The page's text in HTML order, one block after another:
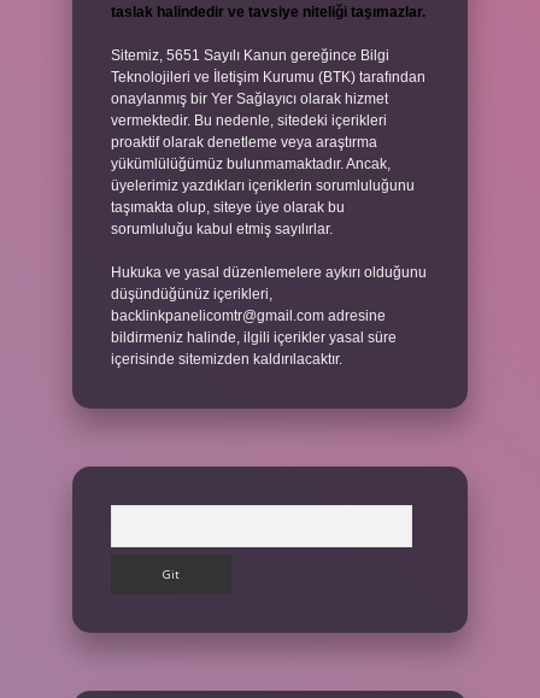
taslak halindedir ve tavsiye niteliği taşımazlar.
Sitemiz, 5651 Sayılı Kanun gereğince Bilgi
Teknolojileri ve İletişim Kurumu (BTK) tarafından
onaylanmış bir Yer Sağlayıcı olarak hizmet
vermektedir. Bu nedenle, sitedeki içerikleri
proaktif olarak denetleme veya araştırma
yükümlülüğümüz bulunmamaktadır. Ancak,
üyelerimiz yazdıkları içeriklerin sorumluluğunu
taşımakta olup, siteye üye olarak bu
sorumluluğu kabul etmiş sayılırlar.
Hukuka ve yasal düzenlemelere aykırı olduğunu
düşündüğünüz içerikleri,
backlinkpanelicomtr@gmail.com adresine
bildirmeniz halinde, ilgili içerikler yasal süre
içerisinde sitemizden kaldırılacaktır.